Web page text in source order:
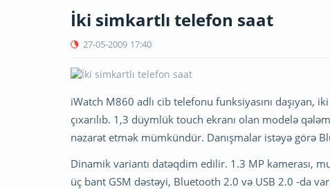
İki simkartlı telefon saat
27-05-2009 17:40
iWatch M860 adlı cib telefonu funksiyasını daşıyan,
çıxarılıb. 1,3 düymlük touch ekranı olan modelə
nəzarət etmək mümkündür. Danışmalar istəyə görə
Dinamik variantı datəqdim edilir. 1.3 MP kamerası,
üç bant GSM dəstəyi, Bluetooth 2.0 və USB 2.0 -da